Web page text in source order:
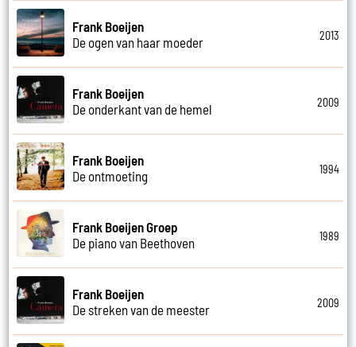
Frank Boeijen
De ogen van haar moeder
2013
Frank Boeijen
De onderkant van de hemel
2009
Frank Boeijen
De ontmoeting
1994
Frank Boeijen Groep
De piano van Beethoven
1989
Frank Boeijen
De streken van de meester
2009